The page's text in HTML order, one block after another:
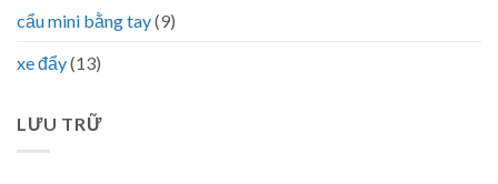
cẩu mini bằng tay(9)
xe đẩy(13)
LƯU TRỮ